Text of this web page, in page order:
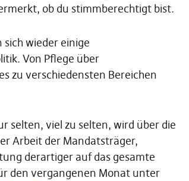
ob du stimmberechtigt bist.
sich wieder einige
Von Pflege über
zu verschiedensten Bereichen
selten, viel zu selten, wird über die
Arbeit der Mandatsträger,
derartiger auf das gesamte
den vergangenen Monat unter